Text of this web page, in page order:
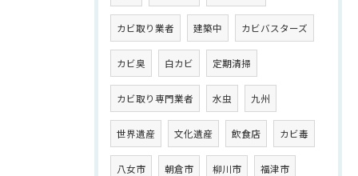
カビ取り業者 建築中 カビバスターズ
カビ臭 白カビ 定期清掃
カビ取り専門業者 水虫 九州
世界遺産 文化遺産 飲食店 カビ毒
八女市 朝倉市 柳川市 福津市